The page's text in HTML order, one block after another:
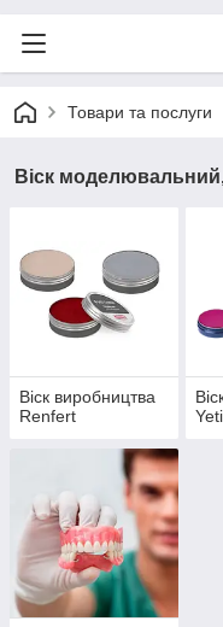
Товари та послуги
Віск
Віск виробництва
Renfert